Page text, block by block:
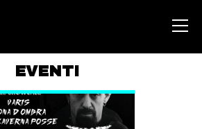
ABOUT
EVENTI